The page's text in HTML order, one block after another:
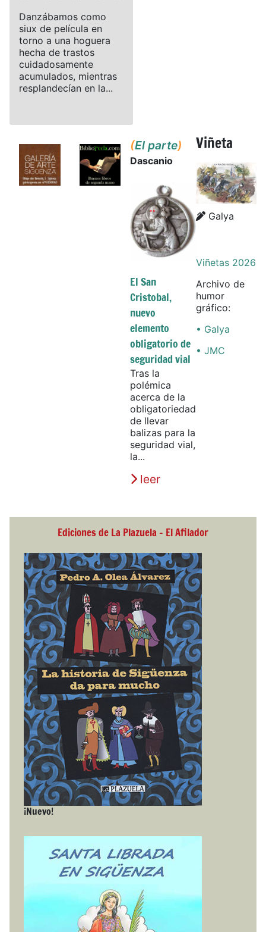
Danzábamos como
siux de película en
torno a una hoguera
hecha de trastos
cuidadosamente
acumulados, mientras
resplandecían en la...
(El parte)
Dascanio
El San
Cristobal,
nuevo
elemento
obligatorio de
seguridad vial
Tras la
polémica
acerca de la
obligatoriedad
de llevar
balizas para la
seguridad vial,
la...
leer
Viñeta
Details
Details
Galya
Viñetas 2026
Archivo de
humor
gráfico:
• Galya
• JMC
Ediciones de La Plazuela - El Afilador
¡Nuevo!